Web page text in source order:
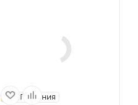
Германия